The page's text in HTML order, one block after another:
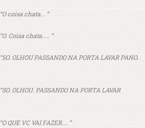
“O coisa chata... ”
“O. Coisa chata..... ”
“SO. OLHOU PASSANDO NA PORTA LAVAR PANO..
“SO. OLHOU. PASSANDO NA PORTA LAVAR
“O QUE VC VAI FAZER.... ”